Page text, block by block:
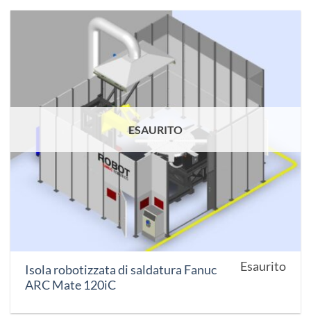
ESAURITO
Isola robotizzata di saldatura Fanuc
ARC Mate 120iC
Esaurito